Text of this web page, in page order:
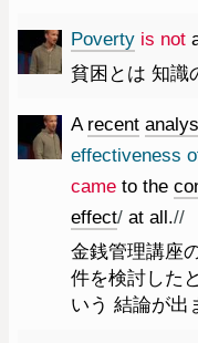
Poverty is not
貧困とは 知識
A recent
effectiveness
came to the
effect/ at all.//
金銭管理講座
件を検討した
いう 結論が出